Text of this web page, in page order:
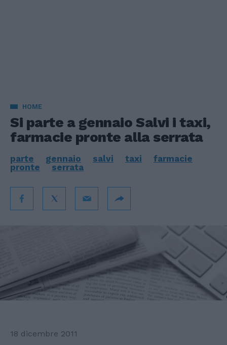
HOME
Si parte a gennaio Salvi i taxi,
farmacie pronte alla serrata
parte gennaio salvi taxi
farmacie
pronte
serrata
18 dicembre 2011